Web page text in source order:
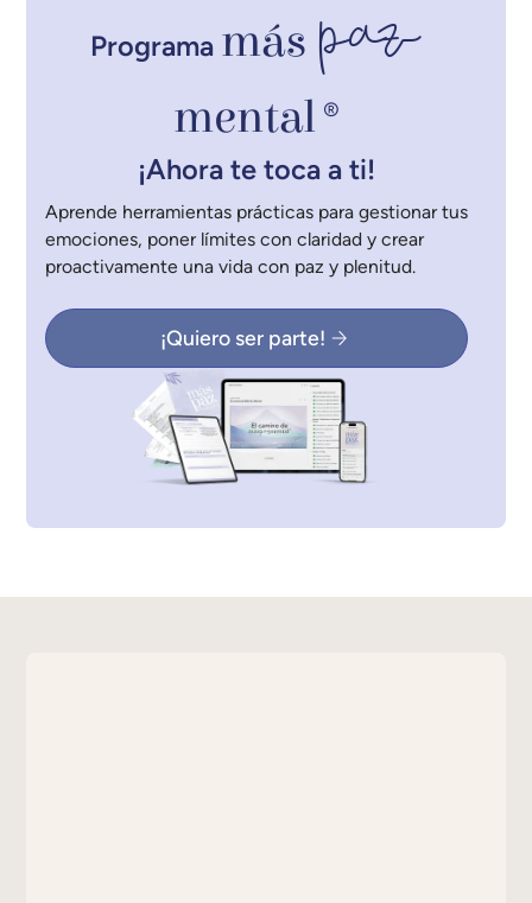
Programa más paz
mental ®
¡Ahora te toca a ti!
Aprende herramientas prácticas para gestionar tus
emociones, poner límites con claridad y crear
proactivamente una vida con paz y plenitud.
¡Quiero ser parte!